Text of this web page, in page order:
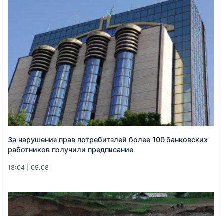
За нарушение прав потребителей более 100 банковских
работников получили предписание
18:04 | 09.08